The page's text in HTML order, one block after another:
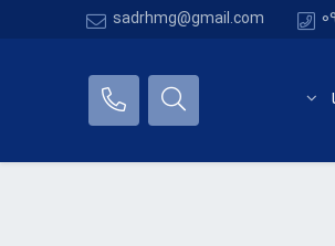
sadrhmg@gmail.com